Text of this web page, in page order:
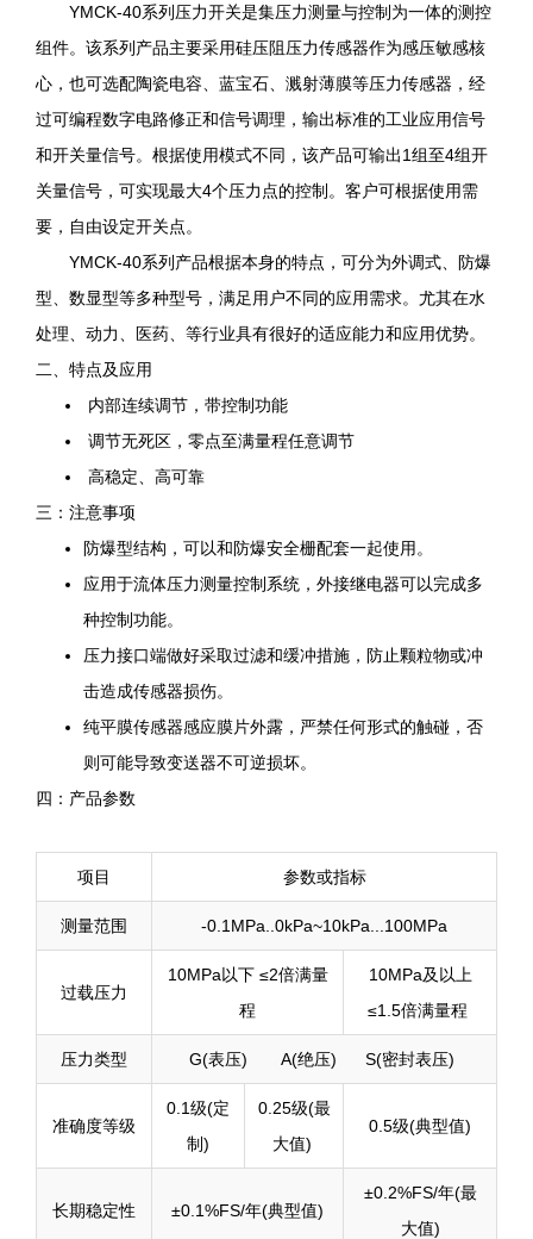
YMCK-40系列压力开关是集压力测量与控制为一体的测控
组件。该系列产品主要采用硅压阻压力传感器作为感压敏感核
心，也可选配陶瓷电容、蓝宝石、溅射薄膜等压力传感器，经
过可编程数字电路修正和信号调理，输出标准的工业应用信号
和开关量信号。根据使用模式不同，该产品可输出1组至4组开
关量信号，可实现最大4个压力点的控制。客户可根据使用需
要，自由设定开关点。
YMCK-40系列产品根据本身的特点，可分为外调式、防爆
型、数显型等多种型号，满足用户不同的应用需求。尤其在水
处理、动力、医药、等行业具有很好的适应能力和应用优势。
二、特点及应用
内部连续调节，带控制功能
调节无死区，零点至满量程任意调节
高稳定、高可靠
三：注意事项
防爆型结构，可以和防爆安全栅配套一起使用。
应用于流体压力测量控制系统，外接继电器可以完成多
种控制功能。
压力接口端做好采取过滤和缓冲措施，防止颗粒物或冲
击造成传感器损伤。
纯平膜传感器感应膜片外露，严禁任何形式的触碰，否
则可能导致变送器不可逆损坏。
四：产品参数
项目 参数或指标
测量范围 -0.1MPa..0kPa~10kPa...100MPa
过载压力
10MPa以下 ≤2倍满量
程
10MPa及以上
≤1.5倍满量程
压力类型 G(表压) A(绝压) S(密封表压)
准确度等级
0.1级(定
制)
0.25级(最
大值)
0.5级(典型值)
长期稳定性 ±0.1%FS/年(典型值)
±0.2%FS/年(最
大值)